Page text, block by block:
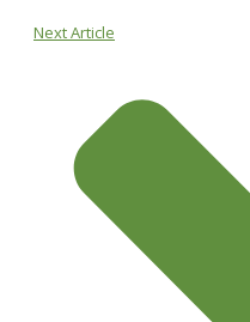
Next Article